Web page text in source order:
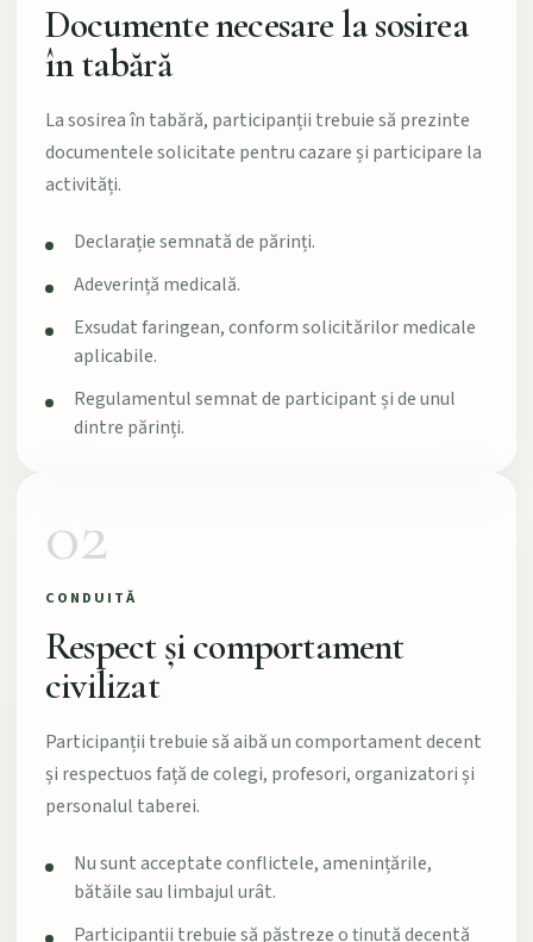
Documente necesare la sosirea
în tabără
La sosirea în tabără, participanții trebuie să prezinte
documentele solicitate pentru cazare și participare la
activități.
Declarație semnată de părinți.
Adeverință medicală.
Exsudat faringean, conform solicitărilor medicale
aplicabile.
Regulamentul semnat de participant și de unul
dintre părinți.
02
CONDUITĂ
Respect și comportament
civilizat
Participanții trebuie să aibă un comportament decent
și respectuos față de colegi, profesori, organizatori și
personalul taberei.
Nu sunt acceptate conflictele, amenințările,
bătăile sau limbajul urât.
Participanții trebuie să păstreze o ținută decentă